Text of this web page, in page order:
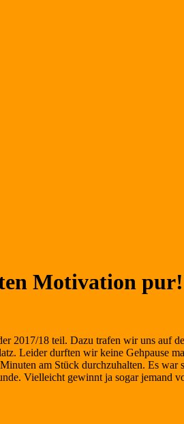
Motivation pur!
2017/18 teil. Dazu trafen wir uns auf
Leider durften wir keine Gehpause
am Stück durchzuhalten. Es
Vielleicht gewinnt ja sogar jemand